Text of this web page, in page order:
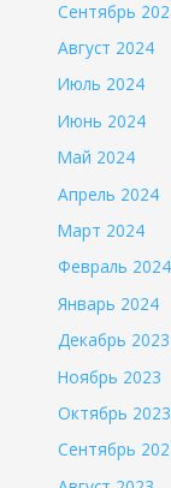
Сентябрь
Август 2024
Июль 2024
Июнь 2024
Май 2024
Апрель 2024
Март 2024
Февраль 2024
Январь 2024
Декабрь 2023
Ноябрь 2023
Октябрь 2023
Сентябрь